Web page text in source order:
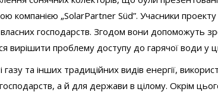
компанією „SolarPartner Süd”. Учасники
господарств. Згодом вони допоможуть
вирішити проблему доступу до гарячої води у
та інших традиційних видів енергії,
а й для держави в цілому. Окрім